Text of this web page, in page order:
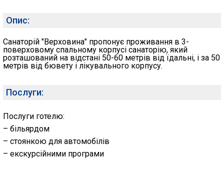
Опис:
Санаторій "Верховина" пропонує проживання в 3-
поверховому спальному корпусі санаторію, який
розташований на відстані 50-60 метрів від їдальні, і за 50
метрів від бювету і лікувального корпусу.
Послуги:
Послуги готелю:
– більярдом
– стоянкою для автомобілів
– екскурсійними програми